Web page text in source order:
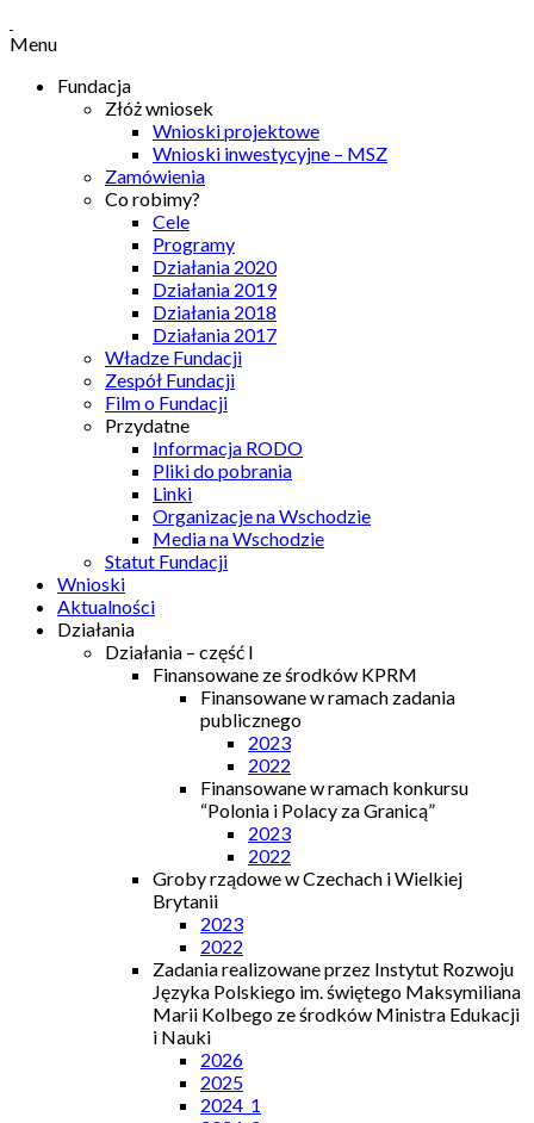
Menu
Fundacja
Złóż wniosek
Wnioski projektowe
Wnioski inwestycyjne – MSZ
Zamówienia
Co robimy?
Cele
Programy
Działania 2020
Działania 2019
Działania 2018
Działania 2017
Władze Fundacji
Zespół Fundacji
Film o Fundacji
Przydatne
Informacja RODO
Pliki do pobrania
Linki
Organizacje na Wschodzie
Media na Wschodzie
Statut Fundacji
Wnioski
Aktualności
Działania
Działania – część I
Finansowane ze środków KPRM
Finansowane w ramach zadania
publicznego
2023
2022
Finansowane w ramach konkursu
“Polonia i Polacy za Granicą”
2023
2022
Groby rządowe w Czechach i Wielkiej
Brytanii
2023
2022
Zadania realizowane przez Instytut Rozwoju
Języka Polskiego im. świętego Maksymiliana
Marii Kolbego ze środków Ministra Edukacji
i Nauki
2026
2025
2024_1